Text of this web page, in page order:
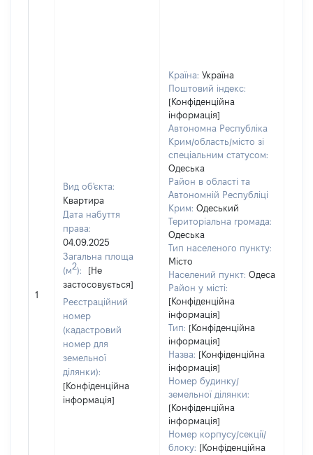
1
Вид об'єкта:
Квартира
Дата набуття
права:
04.09.2025
Загальна площа
(м2):
[Не
застосовується]
Реєстраційний
номер
(кадастровий
номер для
земельної
ділянки):
[Конфіденційна
інформація]
Країна: Україна
Поштовий індекс:
[Конфіденційна
інформація]
Автономна Республіка
Крим/область/місто зі
спеціальним статусом:
Одеська
Район в області та
Автономній Республіці
Крим: Одеський
Територіальна громада:
Одеська
Тип населеного пункту:
Місто
Населений пункт: Одеса
Район у місті:
[Конфіденційна
інформація]
Тип: [Конфіденційна
інформація]
Назва: [Конфіденційна
інформація]
Номер будинку/
земельної ділянки:
[Конфіденційна
інформація]
Номер корпусу/секції/
блоку: [Конфіденційна